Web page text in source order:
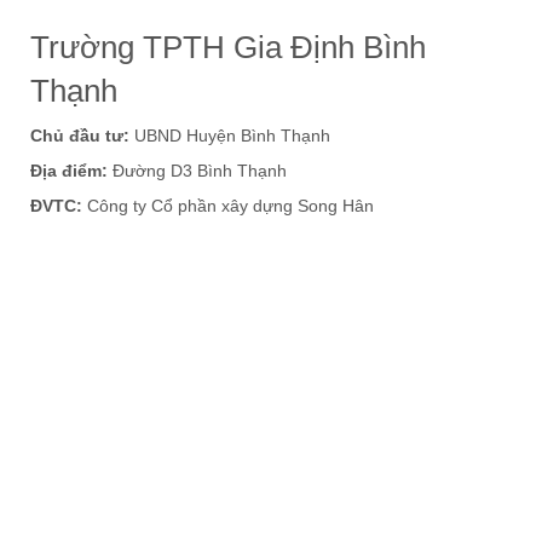
Trường TPTH Gia Định Bình
Thạnh
Chủ đầu tư: UBND Huyện Bình Thạnh
Địa điểm: Đường D3 Bình Thạnh
ĐVTC: Công ty Cổ phần xây dựng Song Hân